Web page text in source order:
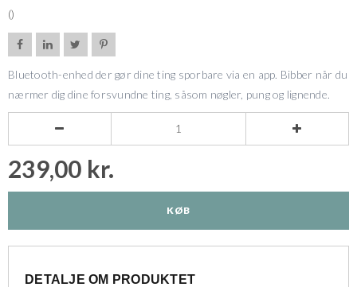
()
   
Bluetooth-enhed der gør dine ting sporbare via en app. Bibber når du
nærmer dig dine forsvundne ting, såsom nøgler, pung og lignende.
 
239,00 kr.
KØB
DETALJE OM PRODUKTET